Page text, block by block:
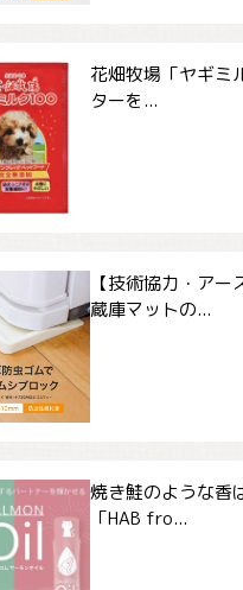
花畑牧場「ヤギミ
ターを...
【技術協力・ア
蔵庫マットの...
焼き鮭のような香
「HAB fro...